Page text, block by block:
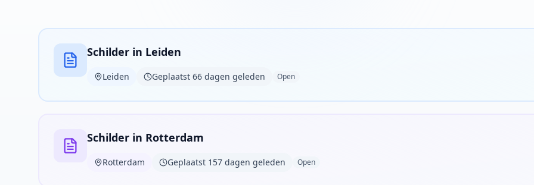
Schilder in Leiden
Leiden Geplaatst 66 dagen geleden Open
Schilder in Rotterdam
Rotterdam Geplaatst 157 dagen geleden Open